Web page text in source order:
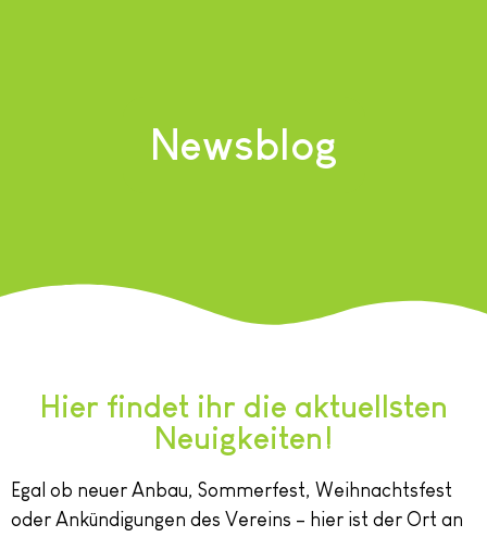
Newsblog
Hier findet ihr die aktuellsten
Neuigkeiten!
Egal ob neuer Anbau, Sommerfest, Weihnachtsfest
oder Ankündigungen des Vereins – hier ist der Ort an